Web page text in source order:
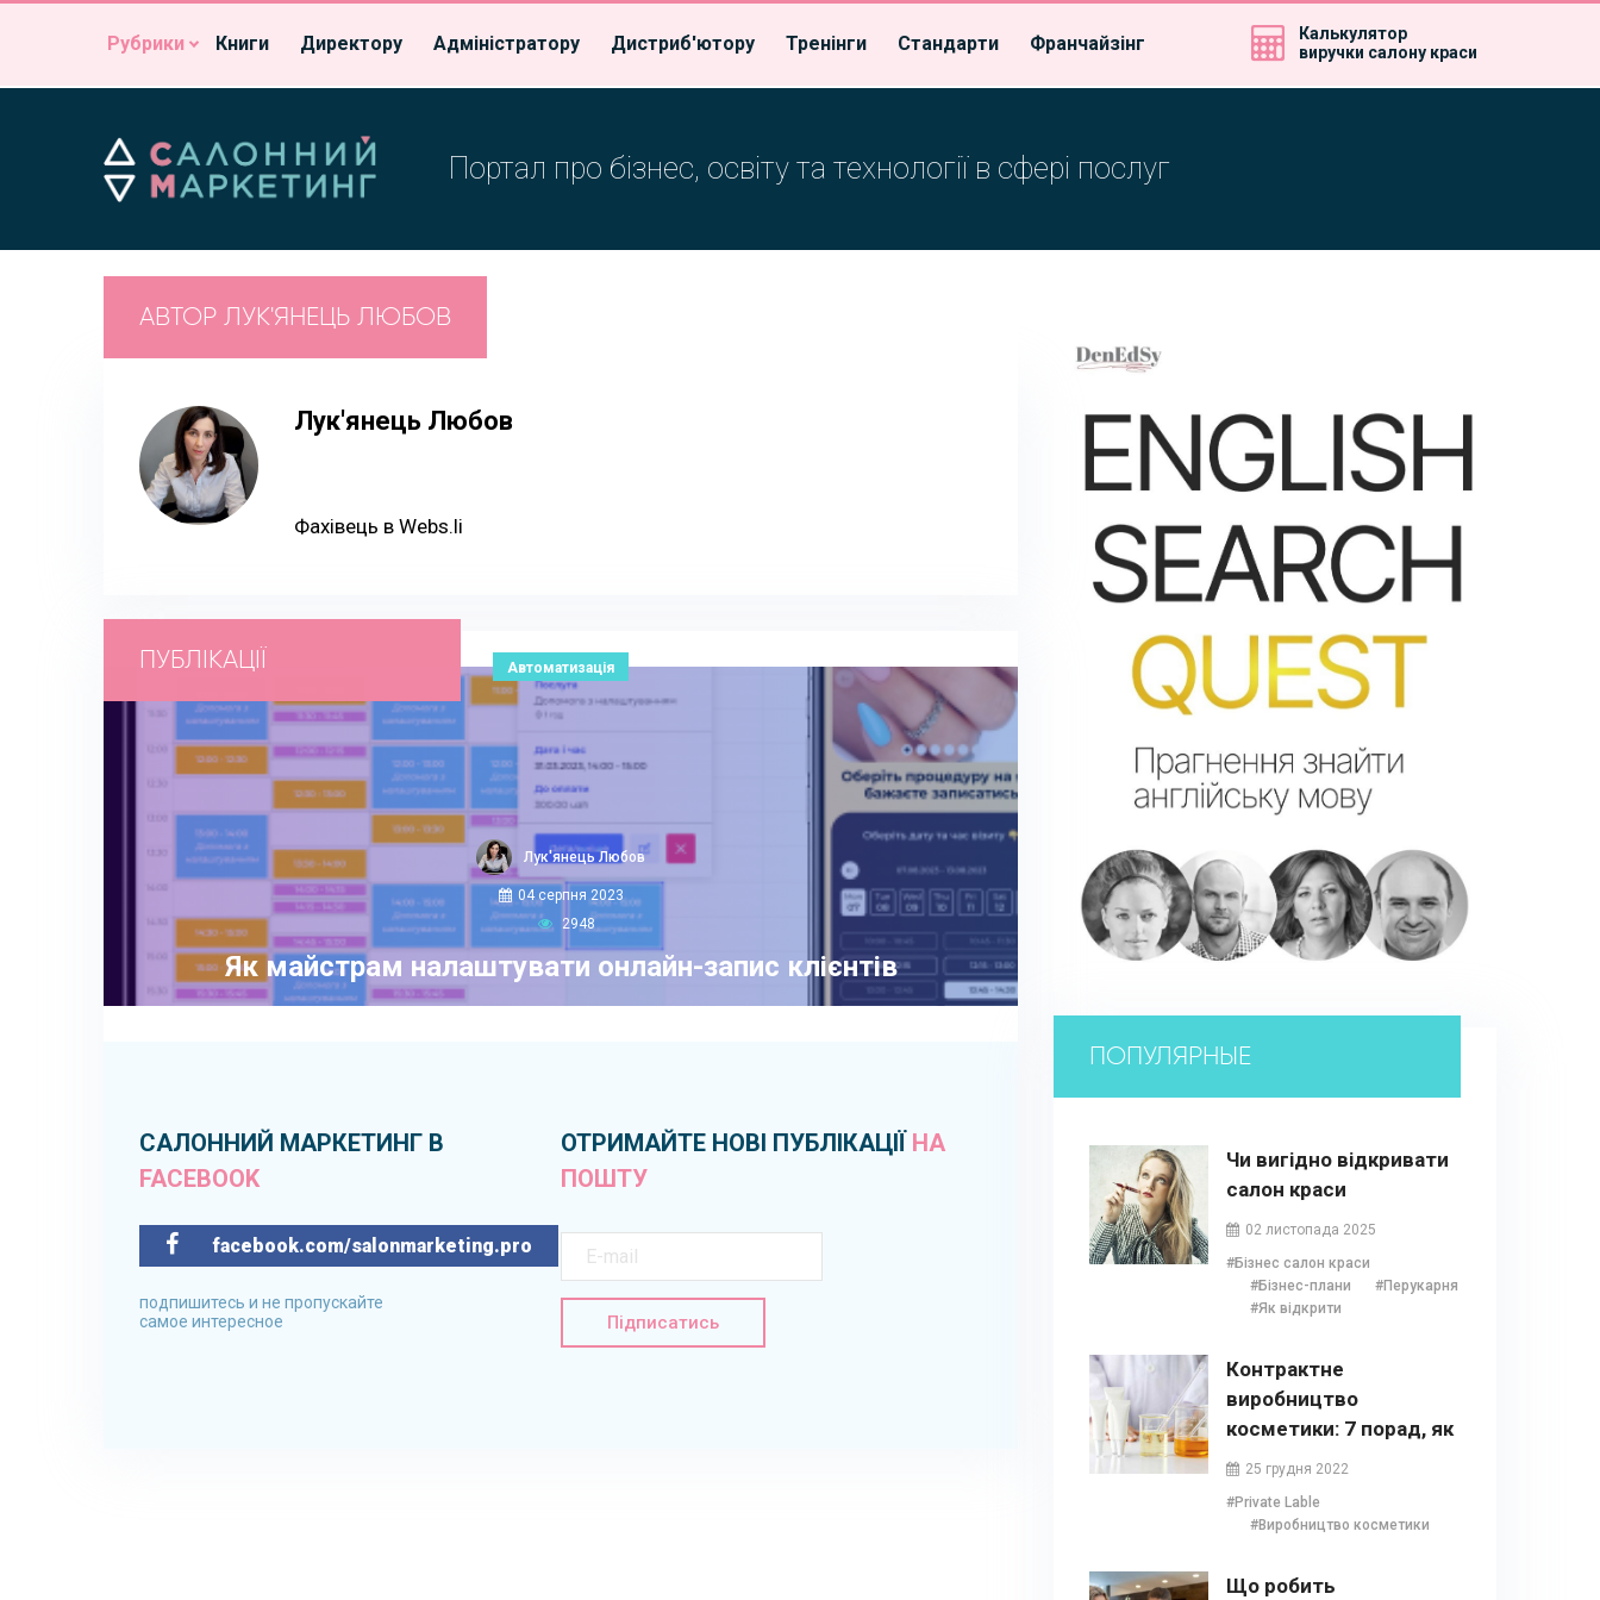
Рубрики Книги Директору Адміністратору Дистриб'ютору Тренінги Стандарти Франчайзінг
Калькулятор
виручки салону краси
Портал про бізнес, освіту та технології в сфері послуг
АВТОР ЛУК'ЯНЕЦЬ ЛЮБОВ
Лук'янець Любов
Фахівець в Webs.li
ПУБЛІКАЦІЇ Автоматизація
Лук'янець Любов
04 серпня 2023
2948
Як майстрам налаштувати онлайн-запис клієнтів
САЛОННИЙ МАРКЕТИНГ В
FACEBOOK
facebook.com/salonmarketing.pro
подпишитесь и не пропускайте
самое интересное
ОТРИМАЙТЕ НОВІ ПУБЛІКАЦІЇ НА
ПОШТУ
Підписатись
ПОПУЛЯРНЫЕ
Чи вигідно відкривати
салон краси
02 листопада 2025
#Бізнес салон краси
#Бізнес-плани
#Перукарня
#Як відкрити
Контрактне
виробництво
косметики: 7 порад, як
випустити власний
25 грудня 2022
#Private Lable
#Виробництво косметики
Що робить